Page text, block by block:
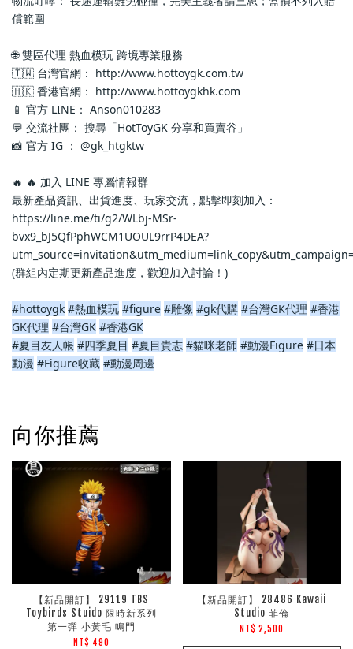
償範圍
🌐 雙區代理 熱血模玩 跨境專業服務
🇹🇼 台灣官網： http://www.hottoygk.com.tw
🇭🇰 香港官網： http://www.hottoygkhk.com
📱 官方 LINE： Anson010283
💬 交流社團： 搜尋「HotToyGK 分享和買賣谷」
📸 官方 IG ： @gk_htgktw
🔥 🔥 加入 LINE 專屬情報群
最新產品資訊、出貨進度、玩家交流，點擊即刻加入：
https://line.me/ti/g2/WLbj-MSr-
bvx9_bJ5QfPphWCM1UOUL9rrP4DEA?
(群組內定期更新產品進度，歡迎加入討論！)
#hottoygk #熱血模玩 #figure #雕像 #gk代購 #台灣GK代理 #香港
GK代理 #台灣GK #香港GK
#夏目友人帳 #四季夏目 #夏目貴志 #貓咪老師 #動漫Figure #日本
動漫 #Figure收藏 #動漫周邊
向你推薦
【新品開訂】 29119 TBS
Toybirds Stuido 限時新系列
第一彈 小黃毛 鳴門
NT$ 490
【新品開訂】 28486 Kawaii
Studio 菲倫
NT$ 2,500